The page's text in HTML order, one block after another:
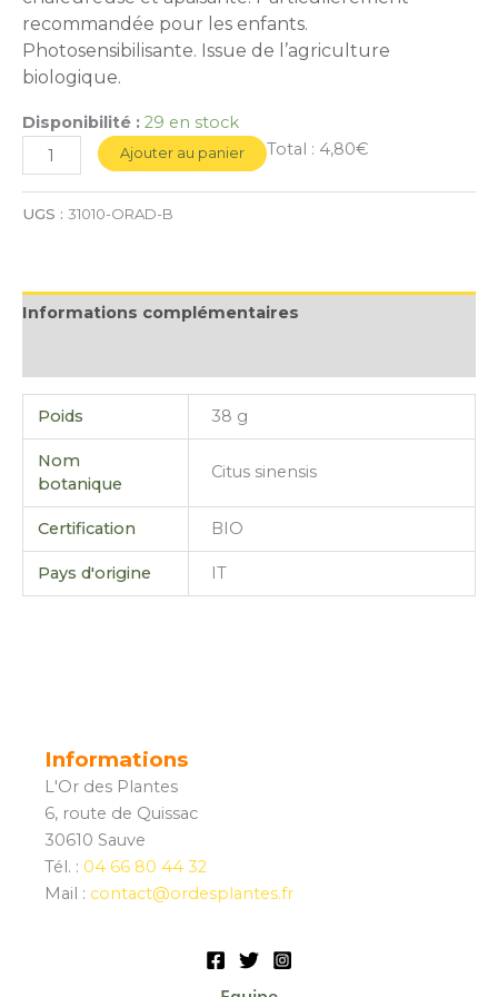
recommandée pour les enfants.
Photosensibilisante. Issue de l’agriculture
biologique.
Disponibilité : 29 en stock
Ajouter au panier Total : 4,80€
UGS : 31010-ORAD-B
Informations complémentaires
Poids 38 g
Nom
botanique
Citus sinensis
Certification BIO
Pays d'origine IT
Informations
L'Or des Plantes
6, route de Quissac
30610 Sauve
Tél. : 04 66 80 44 32
Mail : contact@ordesplantes.fr